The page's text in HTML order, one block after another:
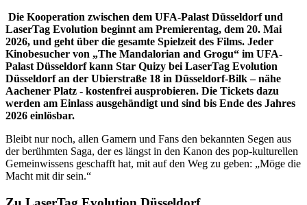
Die Kooperation zwischen dem UFA-Palast Düsseldorf und
LaserTag Evolution beginnt am Premierentag, dem 20. Mai
2026, und geht über die gesamte Spielzeit des Films. Jeder
Kinobesucher von „The Mandalorian and Grogu“ im UFA-
Palast Düsseldorf kann Star Quizy bei LaserTag Evolution
Düsseldorf an der Ubierstraße 18 in Düsseldorf-Bilk – nähe
Aachener Platz - kostenfrei ausprobieren. Die Tickets dazu
werden am Einlass ausgehändigt und sind bis Ende des Jahres
2026 einlösbar.
Bleibt nur noch, allen Gamern und Fans den bekannten Segen aus
der berühmten Saga, der es längst in den Kanon des pop-kulturellen
Gemeinwissens geschafft hat, mit auf den Weg zu geben: „Möge die
Macht mit dir sein.“